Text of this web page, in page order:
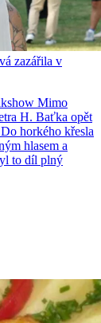
zazářila v
Mimo
H. Baťka opět
horkého křesla
hlasem a
to díl plný